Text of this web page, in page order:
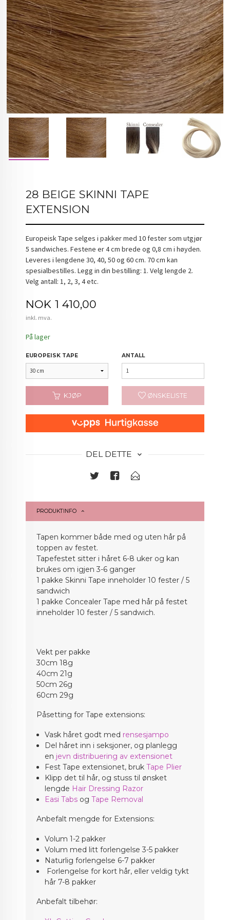
28 BEIGE SKINNI TAPE
EXTENSION
Europeisk Tape selges i pakker med 10 fester som utgjør
5 sandwiches. Festene er 4 cm brede og 0,8 cm i høyden.
Leveres i lengdene 30, 40, 50 og 60 cm. 70 cm kan
spesialbestilles. Legg in din bestilling: 1. Velg lengde 2.
Velg antall: 1, 2, 3, 4 etc.
Pris
NOK 1 410,00
inkl. mva.
På lager
EUROPEISK TAPE ANTALL
KJØP ØNSKELISTE
DEL DETTE
PRODUKTINFO
Tapen kommer både med og uten hår på
toppen av festet.
Tapefestet sitter i håret 6-8 uker og kan
brukes om igjen 3-6 ganger
1 pakke Skinni Tape inneholder 10 fester / 5
sandwich
1 pakke Concealer Tape med hår på festet
inneholder 10 fester / 5 sandwich.
Vekt per pakke
30cm 18g
40cm 21g
50cm 26g
60cm 29g
Påsetting for Tape extensions:
Vask håret godt med rensesjampo
Del håret inn i seksjoner, og planlegg
en jevn distribuering av extensionet
Fest Tape extensionet, bruk Tape Plier
Klipp det til hår, og stuss til ønsket
lengde Hair Dressing Razor
Easi Tabsog Tape Removal
Anbefalt mengde for Extensions:
Volum 1-2 pakker
Volum med litt forlengelse 3-5 pakker
Naturlig forlengelse 6-7 pakker
Forlengelse for kort hår, eller veldig tykt
hår 7-8 pakker
Anbefalt tilbehør: